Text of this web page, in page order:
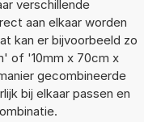
verschillende
aan elkaar worden
kan er bijvoorbeeld zo
of '10mm x 70cm x
gecombineerde
bij elkaar passen en